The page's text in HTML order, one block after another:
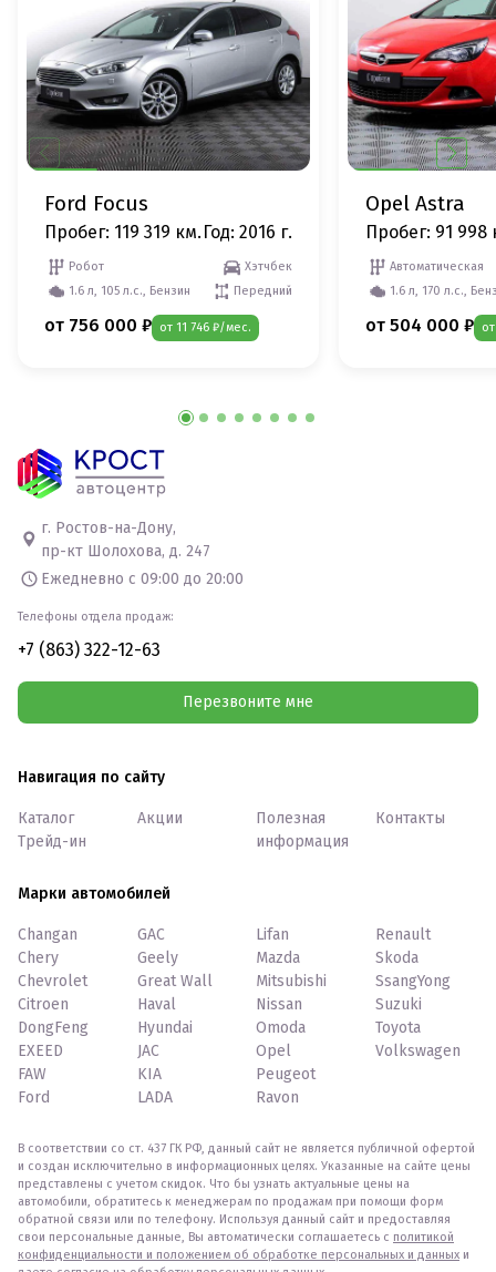
Ford Focus
Пробег: 119 319 км. Год: 2016 г.
Робот
Хэтчбек
1.6 л, 105 л.с., Бензин
Передний
от 756 000 ₽ от 11 746 ₽/мес.
Opel Astra
Пробег: 91 998
Автоматическая
1.6 л, 170 л.с.,
от 504 000 ₽
г. Ростов-на-Дону,
пр-кт Шолохова, д. 247
Ежедневно с 09:00 до 20:00
Телефоны отдела продаж:
+7 (863) 322-12-63
Перезвоните мне
Навигация по сайту
Каталог
Трейд-ин
Акции
Полезная
информация
Контакты
Марки автомобилей
Changan
Chery
Chevrolet
Citroen
DongFeng
EXEED
FAW
Ford
GAC
Geely
Great Wall
Haval
Hyundai
JAC
KIA
LADA
Lifan
Mazda
Mitsubishi
Nissan
Omoda
Opel
Peugeot
Ravon
Renault
Skoda
SsangYong
Suzuki
Toyota
Volkswagen
В соответствии со ст. 437 ГК РФ, данный сайт не является публичной офертой
и создан исключительно в информационных целях. Указанные на сайте цены
представлены с учетом скидок. Что бы узнать актуальные цены на
автомобили, обратитесь к менеджерам по продажам при помощи форм
обратной связи или по телефону. Используя данный сайт и предоставляя
свои персональные данные, Вы автоматически соглашаетесь с политикой
конфиденциальности и положением об обработке персональных и данных и